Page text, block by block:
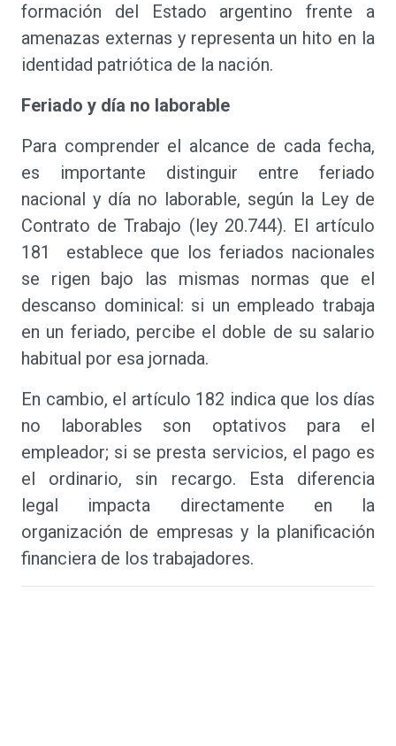
formación del Estado argentino frente a
amenazas externas y representa un hito en la
identidad patriótica de la nación.
Feriado y día no laborable
Para comprender el alcance de cada fecha,
es importante distinguir entre feriado
nacional y día no laborable, según la Ley de
Contrato de Trabajo (ley 20.744). El artículo
181 establece que los feriados nacionales
se rigen bajo las mismas normas que el
descanso dominical: si un empleado trabaja
en un feriado, percibe el doble de su salario
habitual por esa jornada.
En cambio, el artículo 182 indica que los días
no laborables son optativos para el
empleador; si se presta servicios, el pago es
el ordinario, sin recargo. Esta diferencia
legal impacta directamente en la
organización de empresas y la planificación
financiera de los trabajadores.